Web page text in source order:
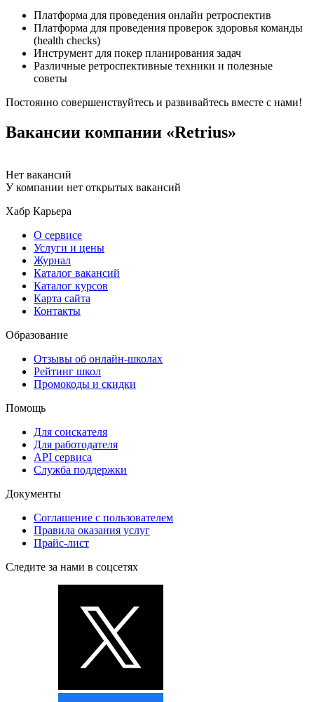
Платформа для проведения онлайн ретроспектив
Платформа для проведения проверок здоровья команды
(health checks)
Инструмент для покер планирования задач
Различные ретроспективные техники и полезные
советы
Постоянно совершенствуйтесь и развивайтесь вместе с нами!
Вакансии компании «Retrius»
Нет вакансий
У компании нет открытых вакансий
Хабр Карьера
О сервисе
Услуги и цены
Журнал
Каталог вакансий
Каталог курсов
Карта сайта
Контакты
Образование
Отзывы об онлайн-школах
Рейтинг школ
Промокоды и скидки
Помощь
Для соискателя
Для работодателя
API сервиса
Служба поддержки
Документы
Соглашение с пользователем
Правила оказания услуг
Прайс-лист
Следите за нами в соцсетях